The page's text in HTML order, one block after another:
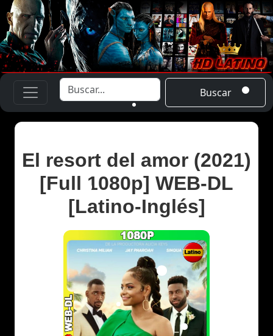
Buscar
El resort del amor (2021)
[Full 1080p] WEB-DL
[Latino-Inglés]